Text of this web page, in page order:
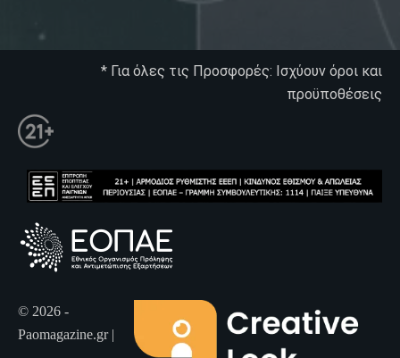
* Για όλες τις Προσφορές: Ισχύουν όροι και
προϋποθέσεις
© 2026 -
Paomagazine.gr |